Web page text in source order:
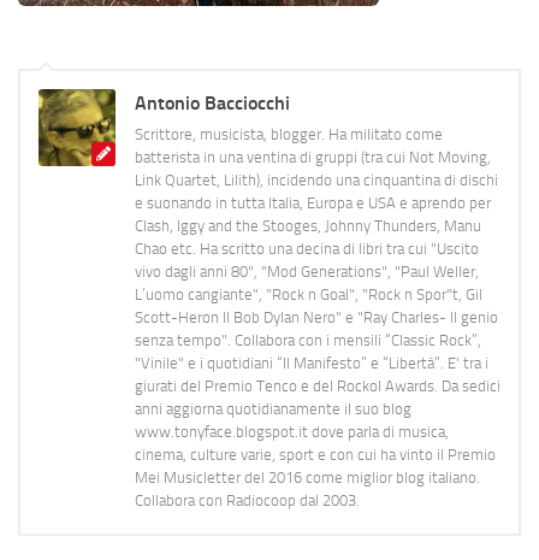
Antonio Bacciocchi
Scrittore, musicista, blogger. Ha militato come
batterista in una ventina di gruppi (tra cui Not Moving,
Link Quartet, Lilith), incidendo una cinquantina di dischi
e suonando in tutta Italia, Europa e USA e aprendo per
Clash, Iggy and the Stooges, Johnny Thunders, Manu
Chao etc. Ha scritto una decina di libri tra cui "Uscito
vivo dagli anni 80", "Mod Generations", "Paul Weller,
L’uomo cangiante", "Rock n Goal", "Rock n Spor"t, Gil
Scott-Heron Il Bob Dylan Nero" e "Ray Charles- Il genio
senza tempo". Collabora con i mensili “Classic Rock”,
"Vinile" e i quotidiani “Il Manifesto” e “Libertà”. E' tra i
giurati del Premio Tenco e del Rockol Awards. Da sedici
anni aggiorna quotidianamente il suo blog
www.tonyface.blogspot.it dove parla di musica,
cinema, culture varie, sport e con cui ha vinto il Premio
Mei Musicletter del 2016 come miglior blog italiano.
Collabora con Radiocoop dal 2003.